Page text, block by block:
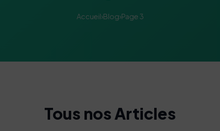
Accueil›Blog›Page 3
Tous nos Articles